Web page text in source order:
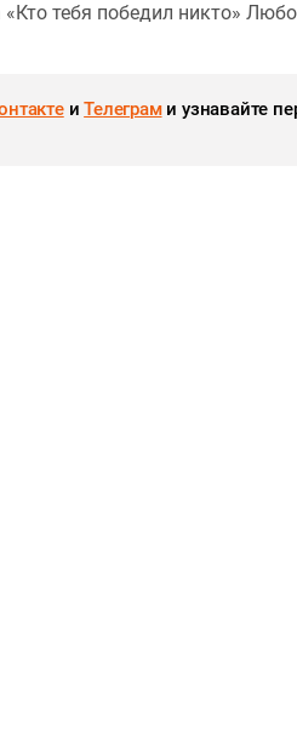
тебя победил никто»
иТелеграми узнавайте